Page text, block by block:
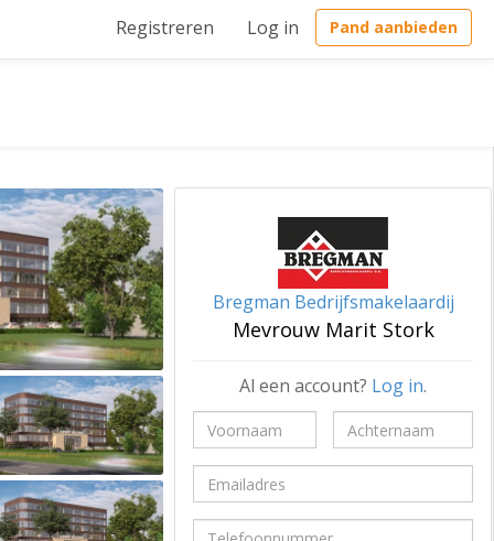
Registreren Log in Pand aanbieden
Bregman Bedrijfsmakelaardij
Mevrouw Marit Stork
Al een account? Log in.